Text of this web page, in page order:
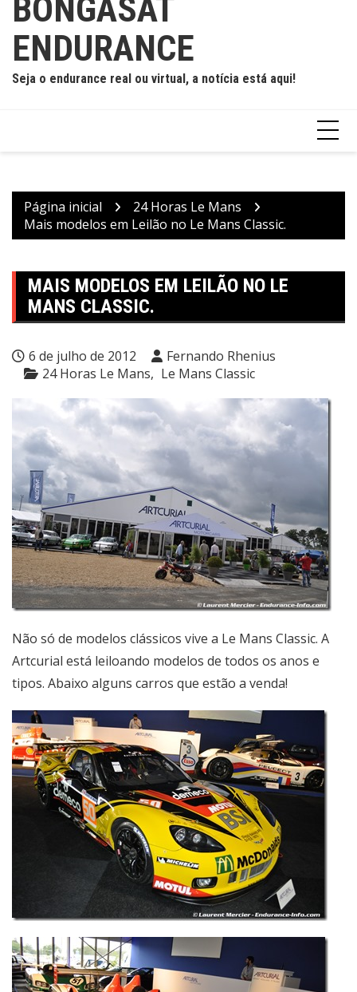
BONGASAT
ENDURANCE
Seja o endurance real ou virtual, a notícia está aqui!
Página inicial
24 Horas Le Mans
Mais modelos em Leilão no Le Mans Classic.
MAIS MODELOS EM LEILÃO NO LE
MANS CLASSIC.
6 de julho de 2012
Fernando Rhenius
24 Horas Le Mans
Le Mans Classic
Não só de modelos clássicos vive a Le Mans Classic. A
Artcurial está leiloando modelos de todos os anos e
tipos. Abaixo alguns carros que estão a venda!